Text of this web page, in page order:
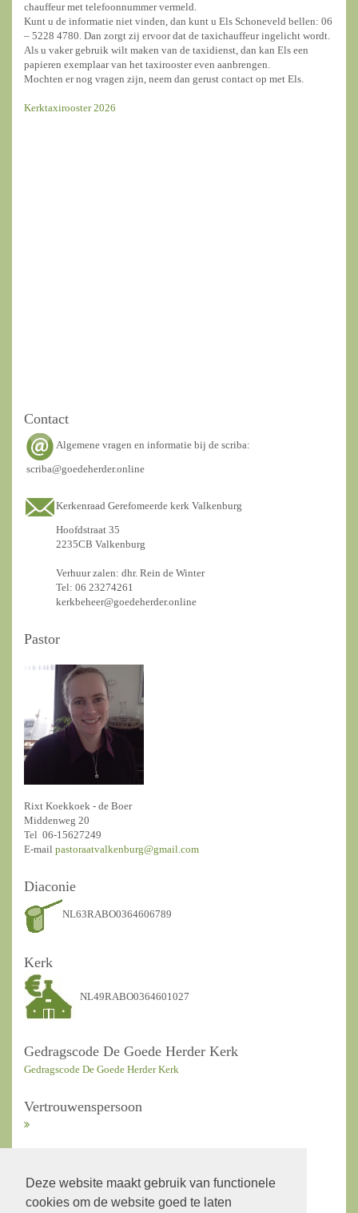
Deze website maakt gebruik van functionele
cookies om de website goed te laten
chauffeur met telefoonnummer vermeld.
Kunt u de informatie niet vinden, dan kunt u Els Schoneveld bellen: 06
– 5228 4780. Dan zorgt zij ervoor dat de taxichauffeur ingelicht wordt.
Als u vaker gebruik wilt maken van de taxidienst, dan kan Els een
papieren exemplaar van het taxirooster even aanbrengen.
Mochten er nog vragen zijn, neem dan gerust contact op met Els.
Kerktaxirooster 2026
Contact
Algemene vragen en informatie bij de scriba:
scriba@goedeherder.online
Kerkenraad Gerefomeerde kerk Valkenburg
Hoofdstraat 35
2235CB Valkenburg
Verhuur zalen: dhr. Rein de Winter
Tel: 06 23274261
kerkbeheer@goedeherder.online
Pastor
Rixt Koekkoek - de Boer
Middenweg 20
Tel 06-15627249
E-mail pastoraatvalkenburg@gmail.com
Diaconie
NL63RABO0364606789
Kerk
NL49RABO0364601027
Gedragscode De Goede Herder Kerk
Gedragscode De Goede Herder Kerk
Vertrouwenspersoon